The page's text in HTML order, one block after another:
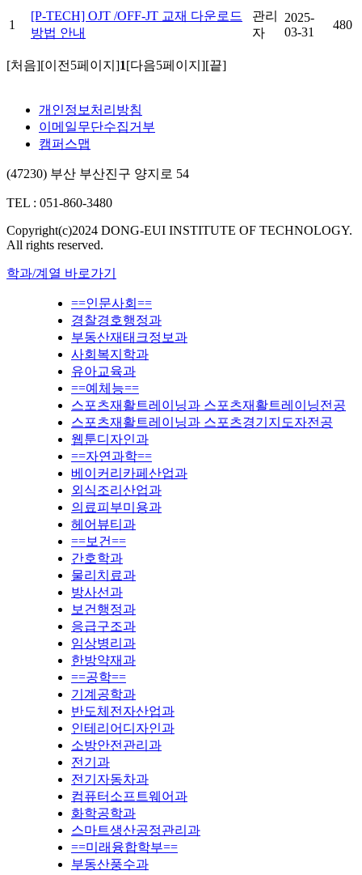
1
[P-TECH] OJT /OFF-JT 교재 다운로드
방법 안내
관리
자
2025-
03-31
480
[처음][이전5페이지]1[다음5페이지][끝]
개인정보처리방침
이메일무단수집거부
캠퍼스맵
(47230) 부산 부산진구 양지로 54
TEL : 051-860-3480
Copyright(c)2024 DONG-EUI INSTITUTE OF TECHNOLOGY.
All rights reserved.
학과/계열 바로가기
==인문사회==
경찰경호행정과
부동산재태크정보과
사회복지학과
유아교육과
==예체능==
스포츠재활트레이닝과 스포츠재활트레이닝전공
스포츠재활트레이닝과 스포츠경기지도자전공
웹툰디자인과
==자연과학==
베이커리카페산업과
외식조리산업과
의료피부미용과
헤어뷰티과
==보건==
간호학과
물리치료과
방사선과
보건행정과
응급구조과
임상병리과
한방약재과
==공학==
기계공학과
반도체전자산업과
인테리어디자인과
소방안전관리과
전기과
전기자동차과
컴퓨터소프트웨어과
화학공학과
스마트생산공정관리과
==미래융합학부==
부동산풍수과